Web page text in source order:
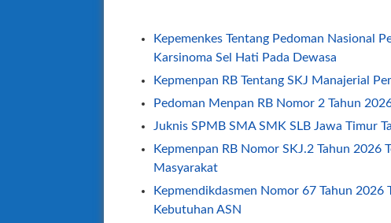
Kepemenkes Tentang Pedoman Nasional
Karsinoma Sel Hati Pada Dewasa
Kepmenpan RB Tentang SKJ Manajerial
Pedoman Menpan RB Nomor 2 Tahun
Juknis SPMB SMA SMK SLB Jawa Timur
Kepmenpan RB Nomor SKJ.2 Tahun 2026
Masyarakat
Kepmendikdasmen Nomor 67 Tahun 2026
Kebutuhan ASN